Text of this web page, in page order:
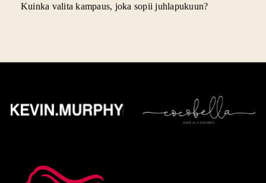
Kuinka valita kampaus, joka sopii juhlapukuun?